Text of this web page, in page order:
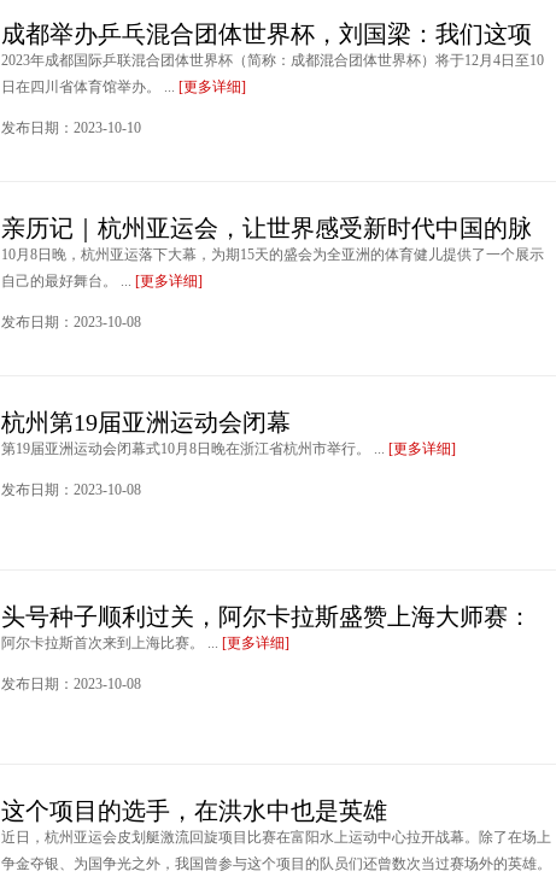
成都举办乒乓混合团体世界杯，刘国梁：我们这项
2023年成都国际乒联混合团体世界杯（简称：成都混合团体世界杯）将于12月4日至10
日在四川省体育馆举办。 ... [更多详细]
发布日期：2023-10-10
亲历记｜杭州亚运会，让世界感受新时代中国的脉
10月8日晚，杭州亚运落下大幕，为期15天的盛会为全亚洲的体育健儿提供了一个展示
自己的最好舞台。 ... [更多详细]
发布日期：2023-10-08
杭州第19届亚洲运动会闭幕
第19届亚洲运动会闭幕式10月8日晚在浙江省杭州市举行。 ... [更多详细]
发布日期：2023-10-08
头号种子顺利过关，阿尔卡拉斯盛赞上海大师赛：
阿尔卡拉斯首次来到上海比赛。 ... [更多详细]
发布日期：2023-10-08
这个项目的选手，在洪水中也是英雄
近日，杭州亚运会皮划艇激流回旋项目比赛在富阳水上运动中心拉开战幕。除了在场上
争金夺银、为国争光之外，我国曾参与这个项目的队员们还曾数次当过赛场外的英雄。